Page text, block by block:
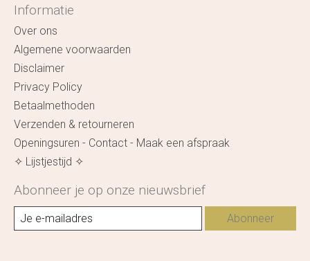
Informatie
Over ons
Algemene voorwaarden
Disclaimer
Privacy Policy
Betaalmethoden
Verzenden & retourneren
Openingsuren - Contact - Maak een afspraak
✧ Lijstjestijd ✧
Abonneer je op onze nieuwsbrief
Abonneer